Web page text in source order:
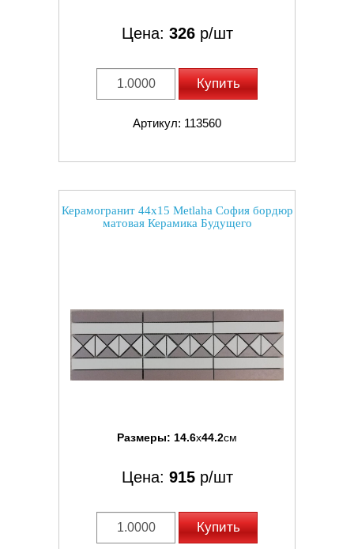
Цена: 326р/шт
Купить
Артикул: 113560
Керамогранит 44x15 Metlaha София бордюр
матовая Керамика Будущего
Размеры: 14.6x44.2см
Цена: 915р/шт
Купить